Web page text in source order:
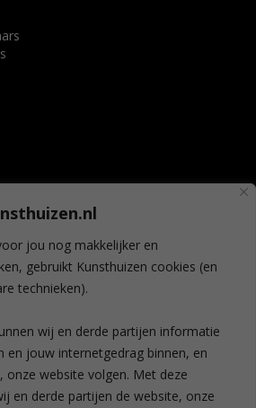
jou nog makkelijker en
gebruikt Kunsthuizen cookies (en
technieken).
wij en derde partijen informatie
en jouw internetgedrag binnen, en
onze website volgen. Met deze
en derde partijen de website, onze